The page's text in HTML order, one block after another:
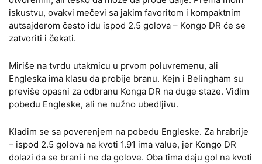
iskustvu, ovakvi mečevi sa jakim favoritom i kompaktnim
autsajderom često idu ispod 2.5 golova – Kongo DR će se
zatvoriti i čekati.
Miriše na tvrdu utakmicu u prvom poluvremenu, ali
Engleska ima klasu da probije branu. Kejn i Belingham su
previše opasni za odbranu Konga DR na duge staze. Vidim
pobedu Engleske, ali ne nužno ubedljivu.
Kladim se sa poverenjem na pobedu Engleske. Za hrabrije
– ispod 2.5 golova na kvoti 1.91 ima value, jer Kongo DR
dolazi da se brani i ne da golove. Oba tima daju gol na kvoti